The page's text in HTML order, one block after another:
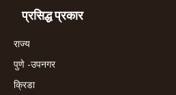
प्रसिद्ध प्रकार
राज्य
पुणे -उपनगर
क्रिडा